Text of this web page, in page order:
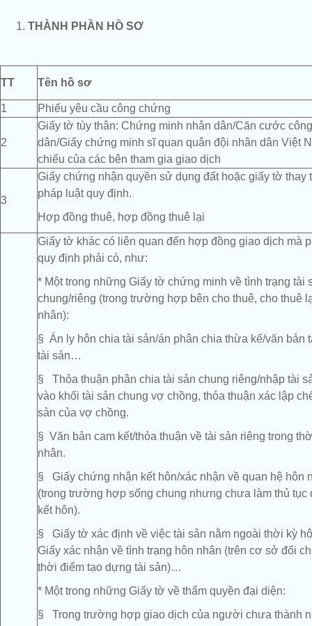
THÀNH PHẦN HỒ SƠ
TT Tên hồ sơ
1 Phiếu yêu cầu công chứng
2
Giấy tờ tùy thân: Chứng minh nhân dân/Căn cước công
dân/Giấy chứng minh sĩ quan quân đội nhân dân Việt
chiếu của các bên tham gia giao dịch
3
Giấy chứng nhận quyền sử dụng đất hoặc giấy tờ thay
pháp luật quy định.
Hợp đồng thuê, hợp đồng thuê lại
Giấy tờ khác có liên quan đến hợp đồng giao dịch mà
quy định phải có, như:
* Một trong những Giấy tờ chứng minh về tình trạng tài
chung/riêng (trong trường hợp bên cho thuê, cho thuê
nhân):
§ Án ly hôn chia tài sản/án phân chia thừa kế/văn bản
tài sản…
§ Thỏa thuận phân chia tài sản chung riêng/nhập tài
vào khối tài sản chung vợ chồng, thỏa thuận xác lập
sản của vợ chồng.
§ Văn bản cam kết/thỏa thuận về tài sản riêng trong
nhân.
§ Giấy chứng nhận kết hôn/xác nhận về quan hệ hôn
(trong trường hợp sống chung nhưng chưa làm thủ tục
kết hôn).
§ Giấy tờ xác định về việc tài sản nằm ngoài thời kỳ
Giấy xác nhận về tình trạng hôn nhân (trên cơ sở đối
thời điểm tạo dựng tài sản)…
* Một trong những Giấy tờ về thẩm quyền đại diện:
§ Trong trường hợp giao dịch của người chưa thành